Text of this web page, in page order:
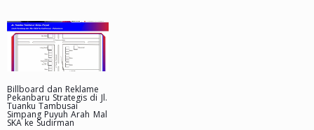
Billboard dan Reklame
Pekanbaru Strategis di Jl.
Tuanku Tambusai
Simpang Puyuh Arah Mal
SKA ke Sudirman